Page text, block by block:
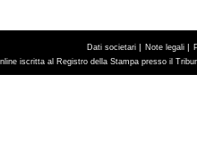
Dati societari | Note legali |
iscritta al Registro della Stampa presso il